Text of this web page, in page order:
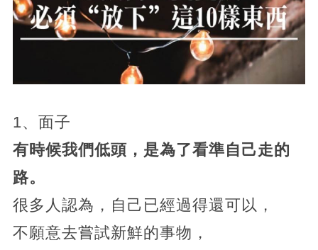
1、面子
有時候我們低頭，是為了看準自己走的
路。
很多人認為，自己已經過得還可以，
不願意去嘗試新鮮的事物，